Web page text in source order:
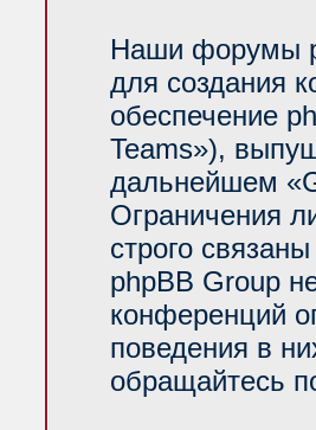
Наши форумы
для создания
обеспечение
Teams»),
дальнейшем
Ограничения
строго
phpBB Group
конференций
поведения в
обращайтесь